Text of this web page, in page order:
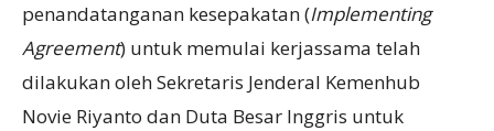
penandatanganan kesepakatan (Implementing
Agreement) untuk memulai kerjassama telah
dilakukan oleh Sekretaris Jenderal Kemenhub
Novie Riyanto dan Duta Besar Inggris untuk